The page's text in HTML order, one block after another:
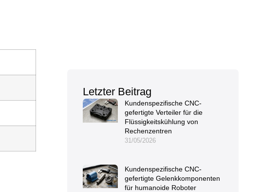
Letzter Beitrag
Kundenspezifische CNC-
gefertigte Verteiler für die
Flüssigkeitskühlung von
Rechenzentren
31/05/2026
Kundenspezifische CNC-
gefertigte Gelenkkomponenten
für humanoide Roboter